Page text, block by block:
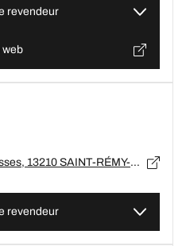
revendeur
web
15 Avenue des Joncades Basses, 13210 SAINT-RÉMY-DE-PROVENCE
revendeur